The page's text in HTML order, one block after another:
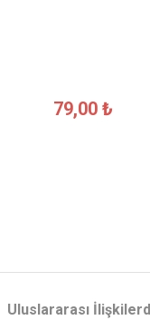
79,00 ₺
Uluslararası